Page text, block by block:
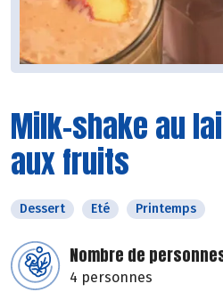
Milk-shake au
aux fruits
Dessert Eté Printemps
Nombre de
4 personnes